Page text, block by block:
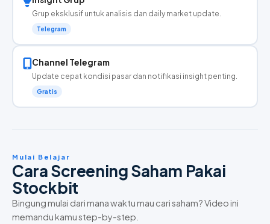
Grup eksklusif untuk analisis dan daily market update.
Telegram
Channel Telegram
Update cepat kondisi pasar dan notifikasi insight penting.
Gratis
Mulai Belajar
Cara Screening Saham Pakai
Stockbit
Bingung mulai dari mana waktu mau cari saham? Video ini
memandu kamu step-by-step.